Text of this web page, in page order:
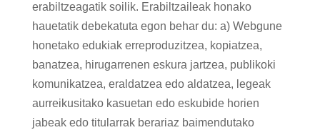
erabiltzeagatik soilik. Erabiltzaileak honako
hauetatik debekatuta egon behar du: a) Webgune
honetako edukiak erreproduzitzea, kopiatzea,
banatzea, hirugarrenen eskura jartzea, publikoki
komunikatzea, eraldatzea edo aldatzea, legeak
aurreikusitako kasuetan edo eskubide horien
jabeak edo titularrak berariaz baimendutako